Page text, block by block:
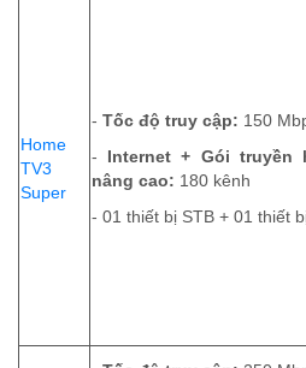
Home
TV3
Super
- Tốc độ truy cập: 150
-
Internet + Gói truyền
nâng cao: 180 kênh
- 01 thiết bị STB + 01 thiết